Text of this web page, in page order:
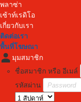
พลาซ่า
เซ้าท์เรดิโอ
เกี่ยวกับเรา
ติดต่อเรา
พื้นที่โฆษณา
person มุมสมาชิก
ชื่อสมาชิก หรือ อีเมล์
รหัสผ่าน